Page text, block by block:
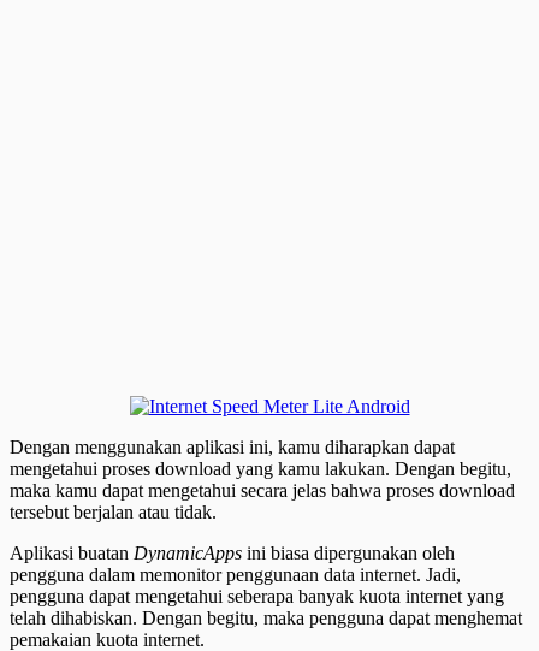
Dengan menggunakan aplikasi ini, kamu diharapkan dapat
mengetahui proses download yang kamu lakukan. Dengan begitu,
maka kamu dapat mengetahui secara jelas bahwa proses download
tersebut berjalan atau tidak.
Aplikasi buatan DynamicApps ini biasa dipergunakan oleh
pengguna dalam memonitor penggunaan data internet. Jadi,
pengguna dapat mengetahui seberapa banyak kuota internet yang
telah dihabiskan. Dengan begitu, maka pengguna dapat menghemat
pemakaian kuota internet.